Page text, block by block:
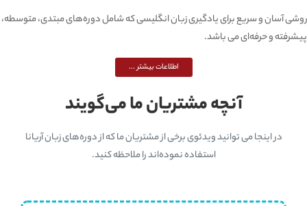
روشی آسان و سریع برای یادگیری زبان انگلیسی که شامل دوره‌های مبتدی، متوسطه،
پیشرفته و حرفه‌ای می باشد.
اطلاعات بیشتر ...
آنچه مشتریان ما می‌گویند
در اینجا می توانید ویدئوی برخی از مشتریان ما که از دوره‌های زبان آریانا
استفاده نموده‌اند را ملاحظه کنید.